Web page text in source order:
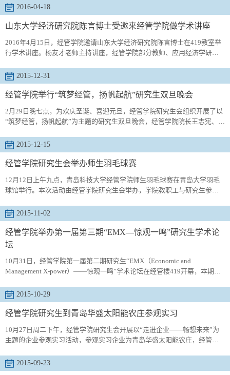
会。大会伊始，全体成员通过视频回顾了过去一年研会组织的各种活动。
随后，李勋来为会议致辞，他充分肯定了研会全体成员的努力，并鼓励研
会成员继续发挥学术上的带头作用，促进师生之间、同学之间的沟通交
2016-04-18
山东大学经济研究院陈言博士受邀来经管学院做学术讲座
2016年4月15日，经管学院邀请山东大学经济研究院陈言博士在419教室举
行学术讲座。杨友才老师主持讲座，经管学院部分教师、应用经济学研究
研究方向宏观经济学，发表中英文核心期刊数十篇，其中在国际权威宏观
经济学期刊Macroeconomic Dynamics (SSCI, JCR Impact Factor)发表论文两
篇。陈言博士介绍了近期研究成果《行业人力资本、资源错配与全要素生
2015-12-31
经管学院举行“筑梦经管，扬帆起航”研究生双旦晚会
2月29日晚七点，为欢庆圣诞、喜迎元旦，经管学院研究生会组织开展了以
“筑梦经管，扬帆起航”为主题的研究生双旦晚会，经管学院院长王志宪、党
生参加了本次晚会。晚会正式开始前，丛书记为晚会送上祝福，指出此次
晚会寓意深刻，具有承上启下的作用，并表达了对研三同学美好未来的祝
愿，对研二同学丰硕成果的赞赏以及对研一同学努力拼搏的鼓励。伴随着...
2015-12-15
经管学院研究生会举办师生羽毛球赛
12月12日上午九点，青岛科技大学经管学院师生羽毛球赛在青岛大学羽毛
球馆举行。本次活动由经管学院研究生会举办，学院教职工与研究生参加
生之间的交流，增进师生感情，同时让学生走出宿舍，走出网络，切实感
知丰富充实的生活色彩，感知集体的活力。比赛共分为三个阶段：初赛、
复赛和决赛，其中初赛与复赛采用单循环淘汰制，决赛采用三局两胜制，
通过抽签方...
2015-11-02
经管学院举办第一届第三期“EMX—惊观一鸣”研究生学术论
坛
10月31日，经管学院第一届第二期研究生“EMX（Economic and
Management X-power）——惊观一鸣”学术论坛在经管楼419开幕，本期论
年的科研历程为同学们做了分享和指导。作为经管学院最年轻的教授，王
老师在学术方面具有丰富的研究成果。论坛开始，王老师就告诉我们：爱
科研，科研才能爱你，学术研究要带着批判精神去阅读文献、听报告，从
2015-10-29
经管学院研究生到青岛华盛太阳能农庄参观实习
10月27日周二下午，经管学院研究生会开展以“走进企业——畅想未来”为
主题的企业参观实习活动，参观实习企业为青岛华盛太阳能农庄，经管学
镇，作为光伏农业全新模式的开创者，致力于发展特色农业与观光农业相
结合。首先参观的是光伏农业示范园，包括光伏蔬菜棚、光伏茶叶园、特
2015-09-23